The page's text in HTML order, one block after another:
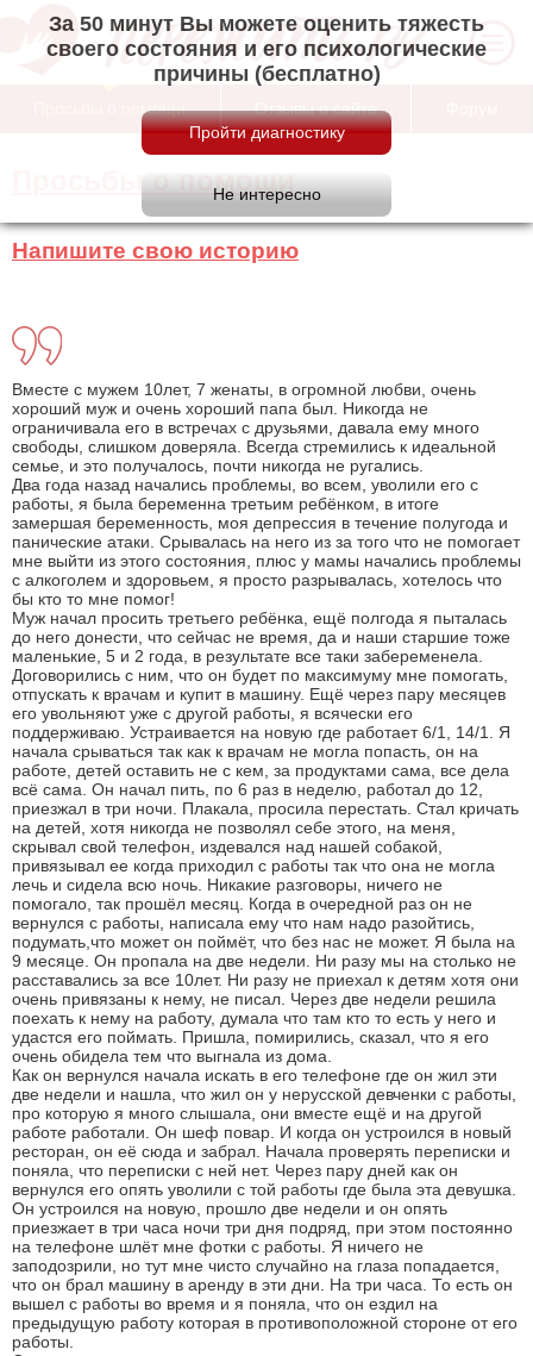
За 50 минут Вы можете оценить тяжесть
своего состояния и его психологические
причины (бесплатно)
Просьбы о помощи Отзывы о сайте
Просьбы о помощи
Напишите свою историю
Вместе с мужем 10лет, 7 женаты, в огромной любви, очень
хороший муж и очень хороший папа был. Никогда не
ограничивала его в встречах с друзьями, давала ему много
свободы, слишком доверяла. Всегда стремились к идеальной
семье, и это получалось, почти никогда не ругались.
Два года назад начались проблемы, во всем, уволили его с
работы, я была беременна третьим ребёнком, в итоге
замершая беременность, моя депрессия в течение полугода и
панические атаки. Срывалась на него из за того что не помогает
мне выйти из этого состояния, плюс у мамы начались проблемы
с алкоголем и здоровьем, я просто разрывалась, хотелось что
бы кто то мне помог!
Муж начал просить третьего ребёнка, ещё полгода я пыталась
до него донести, что сейчас не время, да и наши старшие тоже
маленькие, 5 и 2 года, в результате все таки забеременела.
Договорились с ним, что он будет по максимуму мне помогать,
отпускать к врачам и купит в машину. Ещё через пару месяцев
его увольняют уже с другой работы, я всячески его
поддерживаю. Устраивается на новую где работает 6/1, 14/1. Я
начала срываться так как к врачам не могла попасть, он на
работе, детей оставить не с кем, за продуктами сама, все дела
всё сама. Он начал пить, по 6 раз в неделю, работал до 12,
приезжал в три ночи. Плакала, просила перестать. Стал кричать
на детей, хотя никогда не позволял себе этого, на меня,
скрывал свой телефон, издевался над нашей собакой,
привязывал ее когда приходил с работы так что она не могла
лечь и сидела всю ночь. Никакие разговоры, ничего не
помогало, так прошёл месяц. Когда в очередной раз он не
вернулся с работы, написала ему что нам надо разойтись,
подумать,что может он поймёт, что без нас не может. Я была на
9 месяце. Он пропала на две недели. Ни разу мы на столько не
расставались за все 10лет. Ни разу не приехал к детям хотя они
очень привязаны к нему, не писал. Через две недели решила
поехать к нему на работу, думала что там кто то есть у него и
удастся его поймать. Пришла, помирились, сказал, что я его
очень обидела тем что выгнала из дома.
Как он вернулся начала искать в его телефоне где он жил эти
две недели и нашла, что жил он у нерусской девченки с работы,
про которую я много слышала, они вместе ещё и на другой
работе работали. Он шеф повар. И когда он устроился в новый
ресторан, он её сюда и забрал. Начала проверять переписки и
поняла, что переписки с ней нет. Через пару дней как он
вернулся его опять уволили с той работы где была эта девушка.
Он устроился на новую, прошло две недели и он опять
приезжает в три часа ночи три дня подряд, при этом постоянно
на телефоне шлёт мне фотки с работы. Я ничего не
заподозрили, но тут мне чисто случайно на глаза попадается,
что он брал машину в аренду в эти дни. На три часа. То есть он
вышел с работы во время и я поняла, что он ездил на
предыдущую работу которая в противоположной стороне от его
работы.